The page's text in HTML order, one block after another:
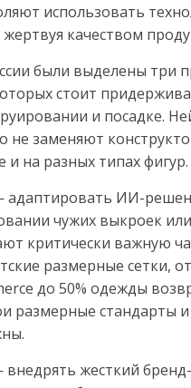
использовать
качеством
были выделены три
стоит
и посадке.
не заменяют
и на разных типах фигур.
ИИ-
чужих выкроек
критически важную
размерные сетки,
до 50% одежды
размерные стандарты
жесткий